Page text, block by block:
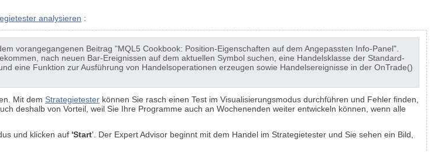
analysieren :
vorangegangenen Beitrag "MQL5 Cookbook: Position-Eigenschaften auf dem Angepassten Info-Panel".
nach neuen Bar-Ereignissen auf dem aktuellen Symbol suchen, eine Handelsklasse der Standard-
eine Funktion zur Ausführung von Handelsoperationen erzeugen sowie Handelsereignisse in der OnTrade()
Mit dem Strategietester können Sie rasch einen Test im Visualisierungsmodus durchführen und Fehler finden,
deshalb von Vorteil, weil Sie Ihre Programme auch an Wochenenden weiter entwickeln können, wenn alle
und klicken auf 'Start'. Der Expert Advisor beginnt mit dem Handel im Strategietester und Sie sehen ein Bild,